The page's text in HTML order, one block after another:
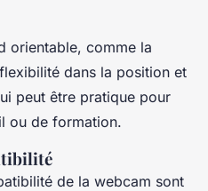
orientable, comme la
dans la position et
peut être pratique pour
ou de formation.
de la webcam sont